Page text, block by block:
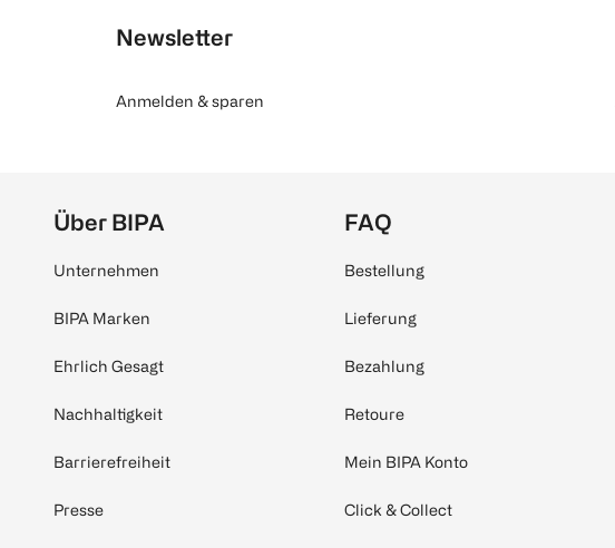
Newsletter
Anmelden & sparen
Über BIPA
Unternehmen
BIPA Marken
Ehrlich Gesagt
Nachhaltigkeit
Barrierefreiheit
Presse
FAQ
Bestellung
Lieferung
Bezahlung
Retoure
Mein BIPA Konto
Click & Collect